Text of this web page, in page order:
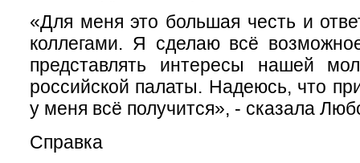
«Для меня это большая честь и
коллегами. Я сделаю всё
представлять интересы нашей
российской палаты. Надеюсь, что
у меня всё получится», - сказала
Справка